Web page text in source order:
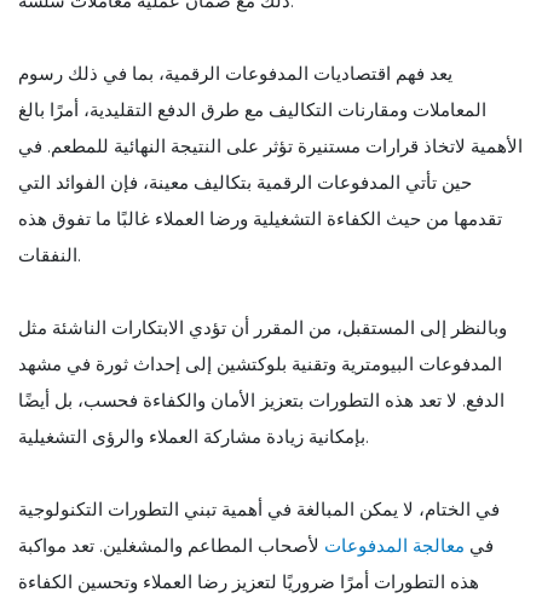
يعد فهم اقتصاديات المدفوعات الرقمية، بما في ذلك رسوم
المعاملات ومقارنات التكاليف مع طرق الدفع التقليدية، أمرًا بالغ
الأهمية لاتخاذ قرارات مستنيرة تؤثر على النتيجة النهائية للمطعم. في
حين تأتي المدفوعات الرقمية بتكاليف معينة، فإن الفوائد التي
تقدمها من حيث الكفاءة التشغيلية ورضا العملاء غالبًا ما تفوق هذه
النفقات.
وبالنظر إلى المستقبل، من المقرر أن تؤدي الابتكارات الناشئة مثل
المدفوعات البيومترية وتقنية بلوكتشين إلى إحداث ثورة في مشهد
الدفع. لا تعد هذه التطورات بتعزيز الأمان والكفاءة فحسب، بل أيضًا
بإمكانية زيادة مشاركة العملاء والرؤى التشغيلية.
في الختام، لا يمكن المبالغة في أهمية تبني التطورات التكنولوجية
في معالجة المدفوعات لأصحاب المطاعم والمشغلين. تعد مواكبة
هذه التطورات أمرًا ضروريًا لتعزيز رضا العملاء وتحسين الكفاءة